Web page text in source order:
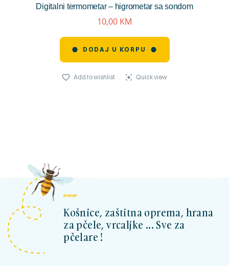
Digitalni termometar – higrometar sa sondom
reviews)
10,00 KM
DODAJ U KORPU
Add to wishlist Quick view
kosnicashop.ba
Košnice, zaštitna oprema, hrana
za pčele, vrcaljke ... Sve za
pčelare !